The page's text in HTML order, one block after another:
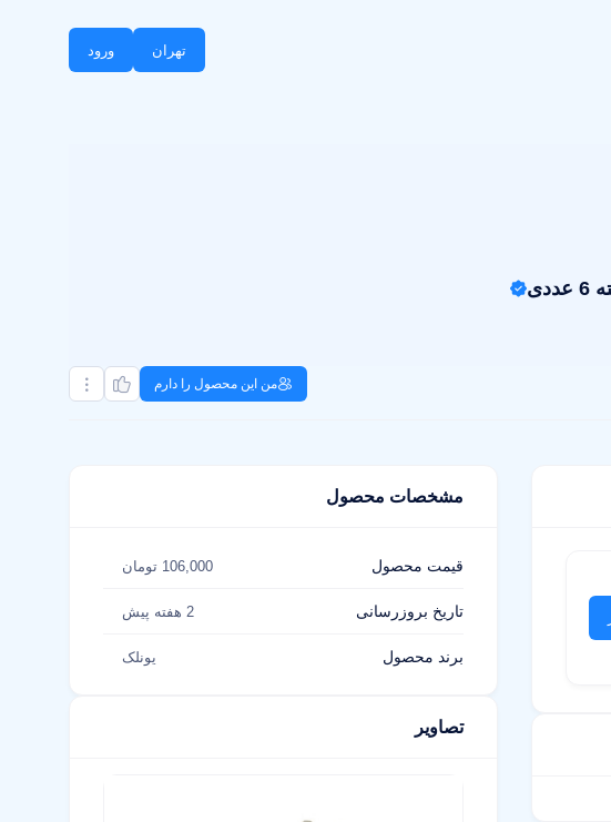
تهران ورود
من این محصول را دارم
مشخصات محصول
قیمت محصول 106,000 تومان
تاریخ بروزرسانی 2 هفته پیش
برند محصول یونلک
تصاویر